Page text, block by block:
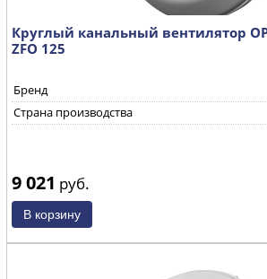
Круглый канальный вентилятор
ZFO 125
Бренд
Страна производства
9 021 руб.